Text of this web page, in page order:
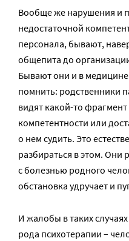
Вообще же нарушения и
недостаточной
персонала, бывают,
общепита до
Бывают они и в
помнить: родственники
видят какой-то
компетентности или
о нем судить. Это
разбираться в этом. Они
с болезнью родного
обстановка удручает и
И жалобы в таких
рода психотерапии –